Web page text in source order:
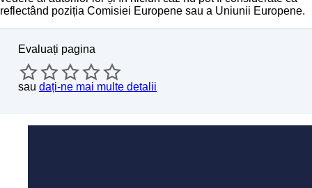
reflectând poziția Comisiei Europene sau a Uniunii Europene.
Evaluați pagina
sau dați-ne mai multe detalii